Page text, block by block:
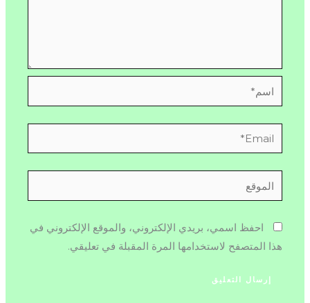
اسم*
Email*
الموقع
احفظ اسمي، بريدي الإلكتروني، والموقع الإلكتروني في
هذا المتصفح لاستخدامها المرة المقبلة في تعليقي.